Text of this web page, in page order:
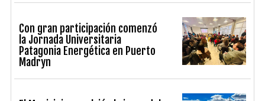
Con gran participación comenzó
la Jornada Universitaria
Patagonia Energética en Puerto
Madryn